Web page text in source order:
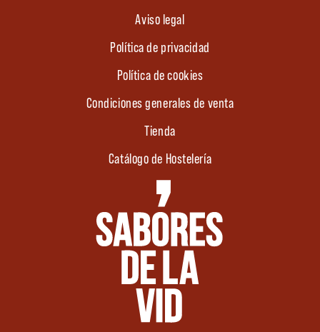
Aviso legal
Política de privacidad
Política de cookies
Condiciones generales de venta
Tienda
Catálogo de Hostelería